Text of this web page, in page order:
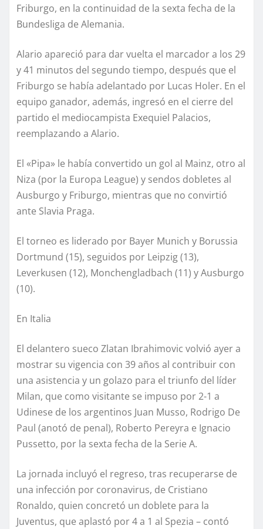
Friburgo, en la continuidad de la sexta fecha de la
Bundesliga de Alemania.
Alario apareció para dar vuelta el marcador a los 29
y 41 minutos del segundo tiempo, después que el
Friburgo se había adelantado por Lucas Holer. En el
equipo ganador, además, ingresó en el cierre del
partido el mediocampista Exequiel Palacios,
reemplazando a Alario.
El «Pipa» le había convertido un gol al Mainz, otro al
Niza (por la Europa League) y sendos dobletes al
Ausburgo y Friburgo, mientras que no convirtió
ante Slavia Praga.
El torneo es liderado por Bayer Munich y Borussia
Dortmund (15), seguidos por Leipzig (13),
Leverkusen (12), Monchengladbach (11) y Ausburgo
(10).
En Italia
El delantero sueco Zlatan Ibrahimovic volvió ayer a
mostrar su vigencia con 39 años al contribuir con
una asistencia y un golazo para el triunfo del líder
Milan, que como visitante se impuso por 2-1 a
Udinese de los argentinos Juan Musso, Rodrigo De
Paul (anotó de penal), Roberto Pereyra e Ignacio
Pussetto, por la sexta fecha de la Serie A.
La jornada incluyó el regreso, tras recuperarse de
una infección por coronavirus, de Cristiano
Ronaldo, quien concretó un doblete para la
Juventus, que aplastó por 4 a 1 al Spezia – contó